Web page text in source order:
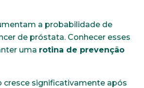
a probabilidade de
de próstata. Conhecer esses
uma rotina de prevenção
cresce significativamente após